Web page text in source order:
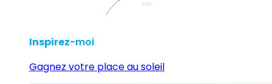
Inspirez-moi
Gagnez votre place au soleil